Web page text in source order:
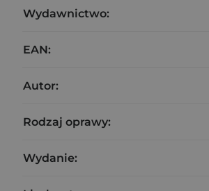
Wydawnictwo:
EAN:
Autor:
Rodzaj oprawy:
Wydanie: